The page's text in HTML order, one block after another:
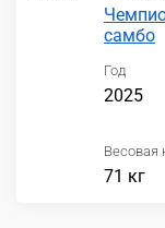
самбо
Год
2025
Весовая
71 кг